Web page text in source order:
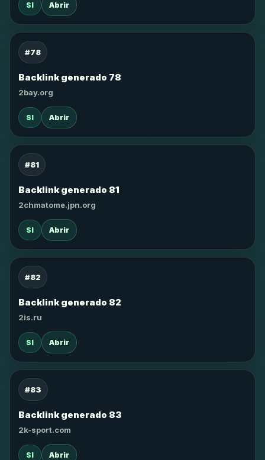
SI Abrir
#78
Backlink generado 78
2bay.org
SI Abrir
#81
Backlink generado 81
2chmatome.jpn.org
SI Abrir
#82
Backlink generado 82
2is.ru
SI Abrir
#83
Backlink generado 83
2k-sport.com
SI Abrir